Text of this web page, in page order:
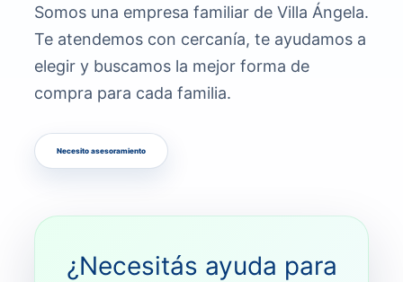
Somos una empresa familiar de Villa Ángela.
Te atendemos con cercanía, te ayudamos a
elegir y buscamos la mejor forma de
compra para cada familia.
Necesito asesoramiento
¿Necesitás ayuda para